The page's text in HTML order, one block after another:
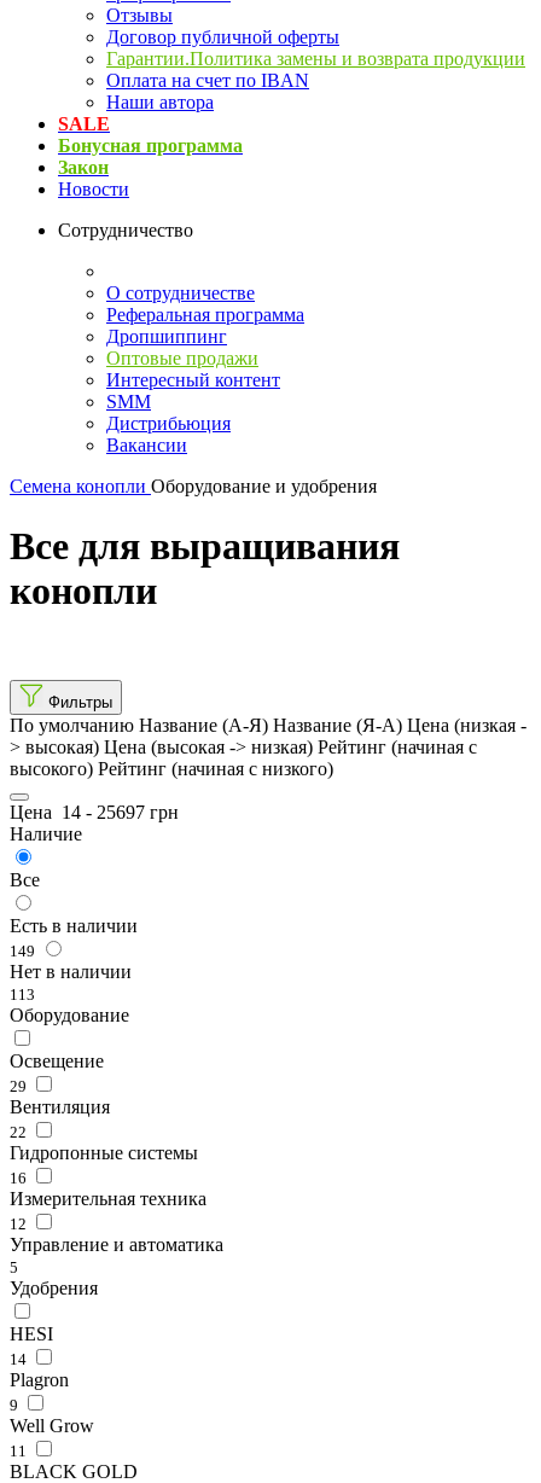
Отзывы
Договор публичной оферты
Гарантии.Политика замены и возврата продукции
Оплата на счет по IBAN
Наши автора
SALE
Бонусная программа
Закон
Новости
Сотрудничество
О сотрудничестве
Реферальная программа
Дропшиппинг
Оптовые продажи
Интересный контент
SMM
Дистрибьюция
Вакансии
Семена конопли Оборудование и удобрения
Все для выращивания
конопли
Фильтры
По умолчанию Название (А-Я) Название (Я-А) Цена (низкая -
> высокая) Цена (высокая -> низкая) Рейтинг (начиная с
высокого) Рейтинг (начиная с низкого)
Цена 14 - 25697 грн
Наличие
Все
Есть в наличии
149
Нет в наличии
113
Оборудование
Освещение
29
Вентиляция
22
Гидропонные системы
16
Измерительная техника
12
Управление и автоматика
5
Удобрения
HESI
14
Plagron
9
Well Grow
11
BLACK GOLD